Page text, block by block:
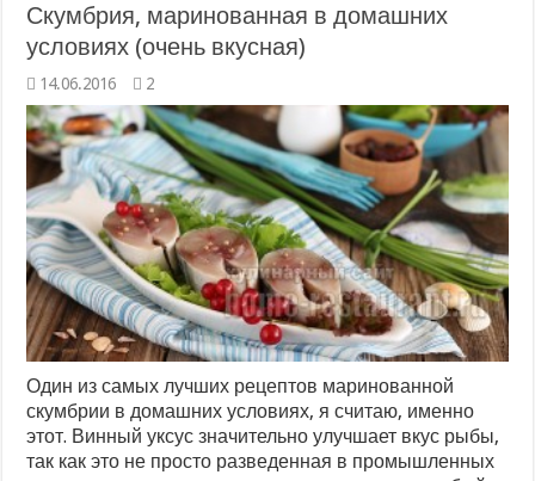
Скумбрия, маринованная в домашних
условиях (очень вкусная)
14.06.2016 2
Один из самых лучших рецептов маринованной
скумбрии в домашних условиях, я считаю, именно
этот. Винный уксус значительно улучшает вкус рыбы,
так как это не просто разведенная в промышленных